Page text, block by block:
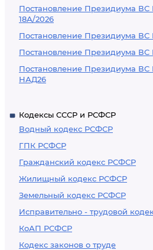
Постановление Президиума ВС
18А/2026
Постановление Президиума ВС
Постановление Президиума ВС
Постановление Президиума ВС
НАД26
Кодексы СССР и РСФСР
Водный кодекс РСФСР
ГПК РСФСР
Гражданский кодекс РСФСР
Жилищный кодекс РСФСР
Земельный кодекс РСФСР
Исправительно - трудовой
КоАП РСФСР
Кодекс законов о труде